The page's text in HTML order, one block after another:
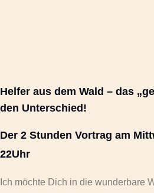
Helfer aus dem Wald – das
den Unterschied!
Der 2 Stunden Vortrag am
22Uhr
Ich möchte Dich in die wunderbare